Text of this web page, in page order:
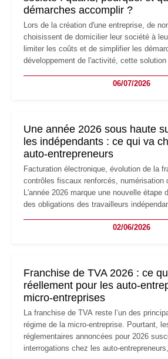
démarches accomplir ?
Lors de la création d'une entreprise, de
choisissent de domicilier leur société à
limiter les coûts et de simplifier les
développement de l'activité, cette
professionnels, recrutement, image de
06/07/2026
Une année 2026 sous haute
les indépendants : ce qui va
auto-entrepreneurs
Facturation électronique, évolution de la
contrôles fiscaux renforcés,
L'année 2026 marque une nouvelle étape
des obligations des travailleurs
les auto-entrepreneurs devront s'adapter à
02/06/2026
Franchise de TVA 2026 : ce
réellement pour les auto-
micro-entreprises
La franchise de TVA reste l’un des
régime de la micro-entreprise. Pourtant,
réglementaires annoncées pour 2026
interrogations chez les auto-